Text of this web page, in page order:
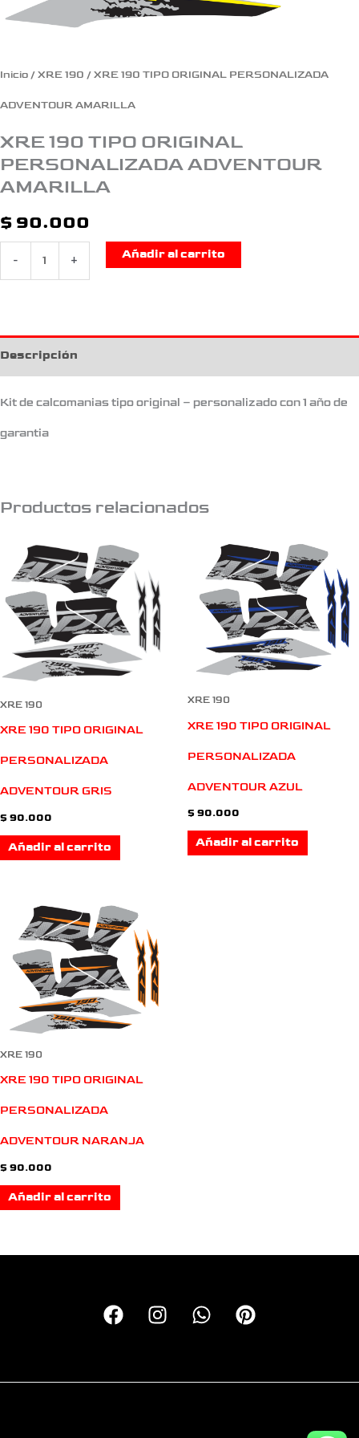
Inicio / XRE 190 / XRE 190 TIPO ORIGINAL PERSONALIZADA
ADVENTOUR AMARILLA
XRE 190 TIPO ORIGINAL
PERSONALIZADA ADVENTOUR
AMARILLA
$ 90.000
- +
Añadir al carrito
Descripción
Kit de calcomanias tipo original – personalizado con 1 año de
garantia
Productos relacionados
XRE 190
XRE 190 TIPO ORIGINAL
PERSONALIZADA
ADVENTOUR GRIS
$ 90.000
Añadir al carrito
XRE 190
XRE 190 TIPO ORIGINAL
PERSONALIZADA
ADVENTOUR AZUL
$ 90.000
Añadir al carrito
XRE 190
XRE 190 TIPO ORIGINAL
PERSONALIZADA
ADVENTOUR NARANJA
$ 90.000
Añadir al carrito